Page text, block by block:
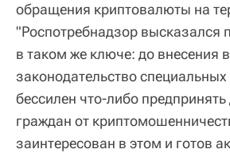
обращения криптовалюты на
"Роспотребнадзор высказался
в таком же ключе: до внесения
законодательство
бессилен что-либо
граждан от
заинтересован в этом и готов